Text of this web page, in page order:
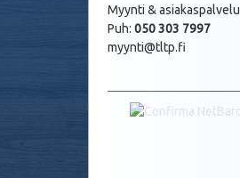
Myynti & asiakaspalvelu
Puh: 050 303 7997
myynti@tltp.fi